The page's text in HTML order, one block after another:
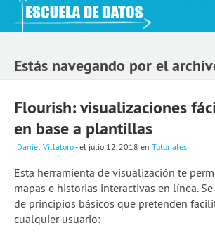
La comunidad
Preguntas frecuentes
Aprende
Expedición de datos
Estás navegando por el
Flourish: visualizaciones
en base a plantillas
Daniel Villatoro- el julio 12, 2018 en Tutoriales
Esta herramienta de visualización te
mapas e historias interactivas en línea.
de principios básicos que pretenden
cualquier usuario: